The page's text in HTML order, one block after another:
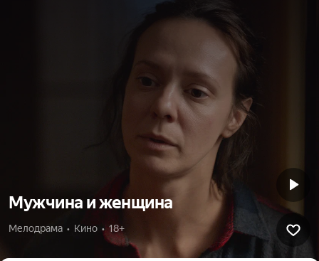
Мужчина и женщина
Мелодрама  •  Кино  •  18+